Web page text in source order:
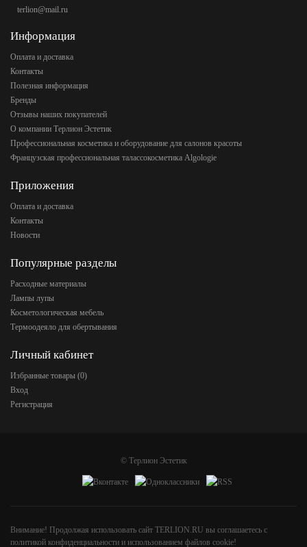
terlion@mail.ru
Информация
Оплата и доставка
Контакты
Полезная информация
Бренды
Отзывы наших покупателей
О компании Терлион Эстетик
Профессиональная косметика и оборудование для салонов красоты
Французская профессиональная талассокосметика Algologie
Приложения
Оплата и доставка
Контакты
Новости
Популярные разделы
Расходные материалы
Лампы лупы
Косметологическая мебель
Термоодеяло для обертывания
Личный кабинет
Избранные товары (0)
Вход
Регистрация
© Терлион Эстетик
Внимание! Продолжая использовать сайт TERLION.RU вы соглашаетесь с
политикой конфиденциальности и использованием файлов cookie!